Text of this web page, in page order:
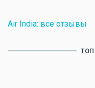
Air India: все отзывы
ТОП